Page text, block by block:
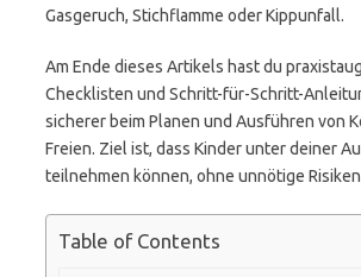
Gasgeruch, Stichflamme oder Kippunfall.
Am Ende dieses Artikels hast du
Checklisten und Schritt-für-Schritt-
sicherer beim Planen und Ausführen von
Freien. Ziel ist, dass Kinder unter deiner
teilnehmen können, ohne unnötige
Table of Contents